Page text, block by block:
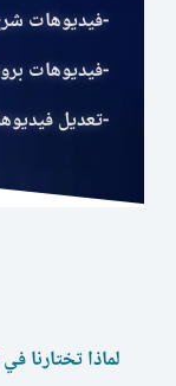
-فيديوهات
-فيديوهات
-تعديل
لماذا تختارنا